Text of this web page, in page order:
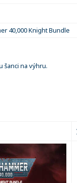
40,000 Knight Bundle
šanci na výhru.